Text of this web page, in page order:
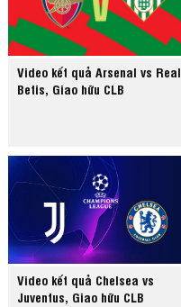
Video kết quả Arsenal vs Real
Betis, Giao hữu CLB
Video kết quả Chelsea vs
Juventus, Giao hữu CLB